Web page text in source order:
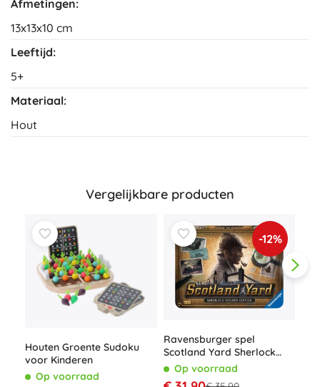
Afmetingen:
13x13x10 cm
Leeftijd:
5+
Materiaal:
Hout
Vergelijkbare producten
Houten Groente Sudoku
voor Kinderen
Op voorraad
-12%
Ravensburger spel
Scotland Yard Sherlock
Holmes
Op voorraad